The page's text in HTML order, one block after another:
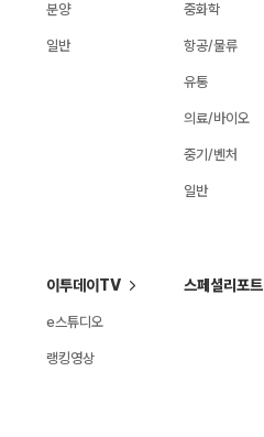
분양
일반
중화학
항공/물류
유통
의료/바이오
중기/벤처
일반
이투데이TV
e스튜디오
랭킹영상
스페셜리포트